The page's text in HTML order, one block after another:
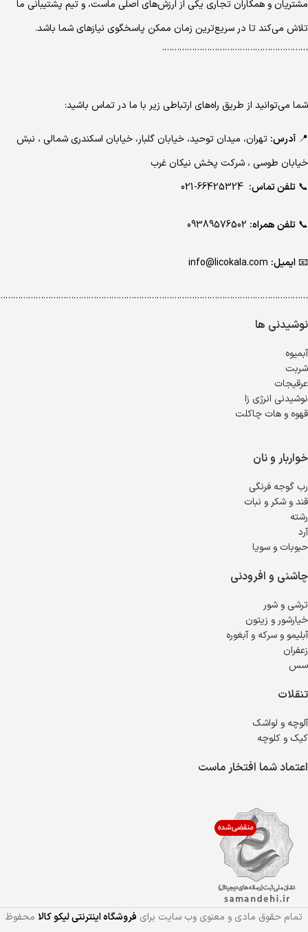
مشتریان و همکاران تجاری یکی از ارزش‌های اصلی ماست، و تیم پشتیبانی ما
تلاش می‌کند تا در سریع‌ترین زمان ممکن پاسخگوی نیازهای شما باشد.
………………………………………………….
شما می‌توانید از طریق راه‌های ارتباطی زیر با ما در تماس باشید:
📍 آدرس: تهران، میدان توحید، خیابان گلبار، خیابان اسکندری شمالی ، نبش
خیابان طوسی ، شرکت پخش نیکان غرب
📞 تلفن تماس:
📞 تلفن همراه:
📧ایمیل:
نوشیدنی ها
آبمیوه
شربت
عرقیجات
نوشیدنی انرژی زا
قهوه و هات چاکلت
خواربار و نان
رب گوجه فرنگی
قند و شکر و نبات
رشته
آرد
حبوبات و سویا
چاشنی و افرودنی
ترشی و شور
خیارشور و زیتون
آبلیمو و سرکه و آبغوره
زعفران
سس
تنقلات
آلوچه و لواشک
کیک و کلوچه
اعتماد شما افتخار ماست
تمام حقوق مادی و معنوی وب سایت برای فروشگاه اینترنتی لیکو کالا محفوظ